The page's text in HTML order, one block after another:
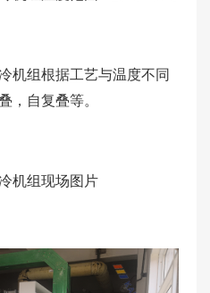
机组根据工艺与温度不同
，自复叠等。
机组现场图片